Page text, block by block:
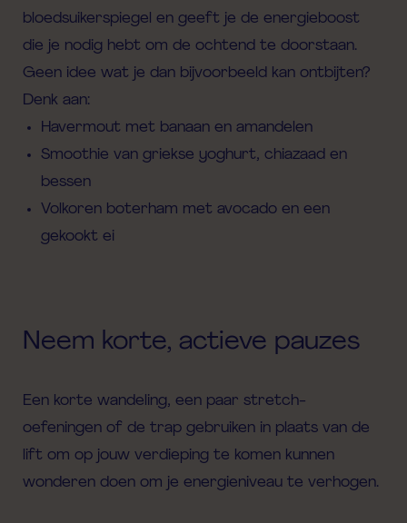
bloedsuikerspiegel en geeft je de energieboost
die je nodig hebt om de ochtend te doorstaan.
Geen idee wat je dan bijvoorbeeld kan ontbijten?
Denk aan:
Havermout met banaan en amandelen
Smoothie van griekse yoghurt, chiazaad en
bessen
Volkoren boterham met avocado en een
gekookt ei
Neem korte, actieve pauzes
Een korte wandeling, een paar stretch-
oefeningen of de trap gebruiken in plaats van de
lift om op jouw verdieping te komen kunnen
wonderen doen om je energieniveau te verhogen.